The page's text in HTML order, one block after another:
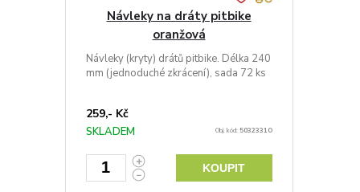
Návleky na dráty pitbike
oranžová
Návleky (kryty) drátů pitbike. Délka 240
mm (jednoduché zkrácení), sada 72 ks
259,- Kč
SKLADEM Obj. kód: 5032331O
KOUPIT